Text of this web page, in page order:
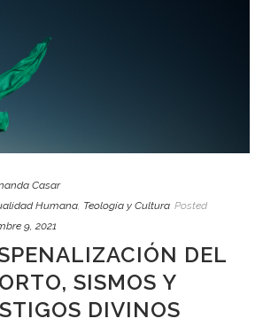
Casar
Humana, Teología y Cultura Posted
9, 2021
DEL
SISMOS Y
DIVINOS